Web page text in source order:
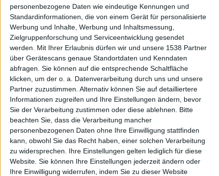
personenbezogene Daten wie eindeutige Kennungen und
Standardinformationen, die von einem Gerät für personalisierte
Werbung und Inhalte, Werbung und Inhaltsmessung,
Zielgruppenforschung und Serviceentwicklung gesendet
werden.
Mit Ihrer Erlaubnis dürfen wir und unsere 1538 Partner
über Gerätescans genaue Standortdaten und Kenndaten
abfragen. Sie können auf die entsprechende Schaltfläche
klicken, um der o. a. Datenverarbeitung durch uns und unsere
Partner zuzustimmen. Alternativ können Sie auf detailliertere
Informationen zugreifen und Ihre Einstellungen ändern, bevor
Sie der Verarbeitung zustimmen oder diese ablehnen.
Bitte
beachten Sie, dass die Verarbeitung mancher
personenbezogenen Daten ohne Ihre Einwilligung stattfinden
kann, obwohl Sie das Recht haben, einer solchen Verarbeitung
zu widersprechen. Ihre Einstellungen gelten lediglich für diese
Website. Sie können Ihre Einstellungen jederzeit ändern oder
Ihre Einwilligung widerrufen, indem Sie zu dieser Website
der Varianten stellen wir dann fest, dass es genau diese ist,
nach der wir gesucht haben. Er ist schon offen für unsere
Ideen, aber es gibt auch Sachen, die ihn nicht überzeugen.
Und da hat er das letzte Wort, denn er muss es singen, und
er steht im Rampenlicht.
Und bei den Texten halten wir uns ganz raus. Das ist
alleine sein Metier.
Spricht er mit euch über seine Texte? Einige seiner Lyrics
scheinen diesmal sehr persönlich zu sein, etwa die Single
„Fallen“ oder auch ein paar andere.
Die Texte werden immer zu allerletzt gemacht, deshalb
sprechen wir darüber nie so im Detail. Die Texte sind
manchmal noch nicht mal beim Proben fertig.